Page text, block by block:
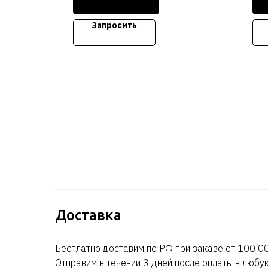
Стоимость уточняйте
Запросить
Доставка
Бесплатно доставим по РФ при заказе от 100
Отправим в течении 3 дней после оплаты в